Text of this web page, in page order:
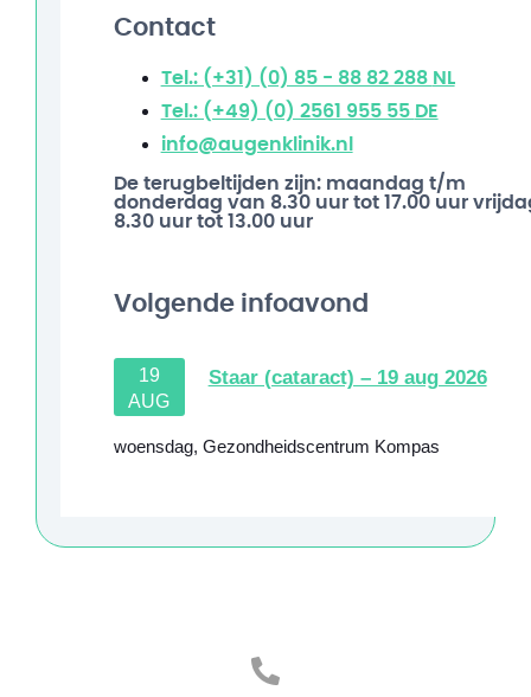
Contact
Tel.: (+31) (0) 85 - 88 82 288 NL
Tel.: (+49) (0) 2561 955 55 DE
info@augenklinik.nl
De terugbeltijden zijn: maandag t/m
donderdag van 8.30 uur tot 17.00 uur
8.30 uur tot 13.00 uur
Volgende infoavond
19
AUG
Staar (cataract) – 19 aug 2026
woensdag, Gezondheidscentrum Kompas